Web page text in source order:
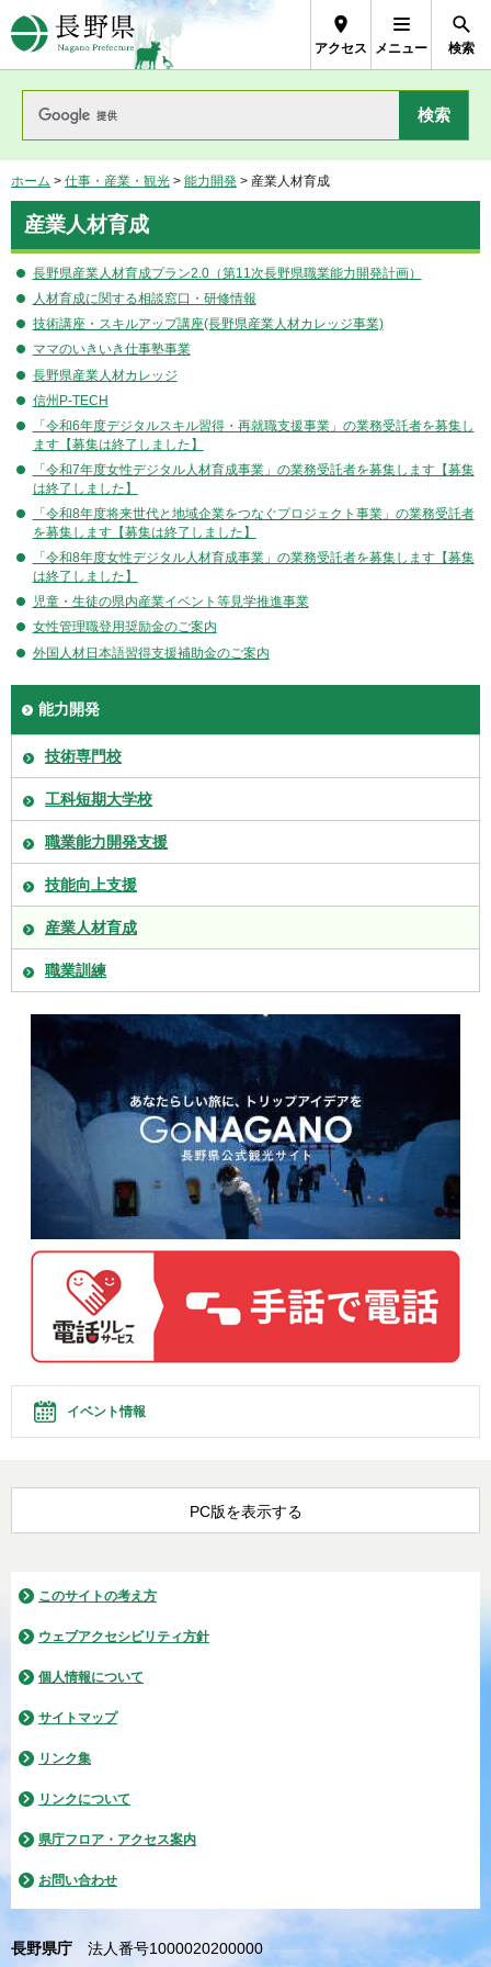
長野県Nagano Prefecture
アクセス メニュー 検索
ホーム > 仕事・産業・観光 > 能力開発 > 産業人材育成
産業人材育成
長野県産業人材育成プラン2.0（第11次長野県職業能力開発計画）
人材育成に関する相談窓口・研修情報
技術講座・スキルアップ講座(長野県産業人材カレッジ事業)
ママのいきいき仕事塾事業
長野県産業人材カレッジ
信州P-TECH
「令和6年度デジタルスキル習得・再就職支援事業」の業務受託者を募集し
ます【募集は終了しました】
「令和7年度女性デジタル人材育成事業」の業務受託者を募集します【募集
は終了しました】
「令和8年度将来世代と地域企業をつなぐプロジェクト事業」の業務受託者
を募集します【募集は終了しました】
「令和8年度女性デジタル人材育成事業」の業務受託者を募集します【募集
は終了しました】
児童・生徒の県内産業イベント等見学推進事業
女性管理職登用奨励金のご案内
外国人材日本語習得支援補助金のご案内
能力開発
技術専門校
工科短期大学校
職業能力開発支援
技能向上支援
産業人材育成
職業訓練
イベント情報
PC版を表示する
このサイトの考え方
ウェブアクセシビリティ方針
個人情報について
サイトマップ
リンク集
リンクについて
県庁フロア・アクセス案内
お問い合わせ
長野県庁 法人番号1000020200000